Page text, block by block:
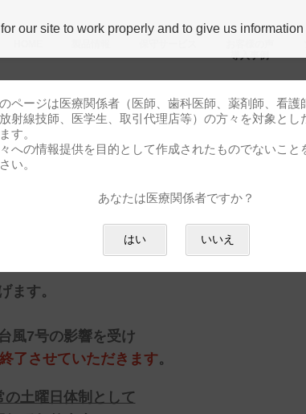
導⼊事例
日)
の変更について(2024年8
ます。
風7号の影響を受け
了させていただきます。
土曜日体制として
ページは医療関係者（医師、歯科医師、薬剤師、看護
射線技師、医学生、取引代理店等）の方々を対象とし
す。
への情報提供を目的として作成されたものでないこと
い。
あなたは医療関係者ですか？
はい いいえ
our site to work properly and to give us